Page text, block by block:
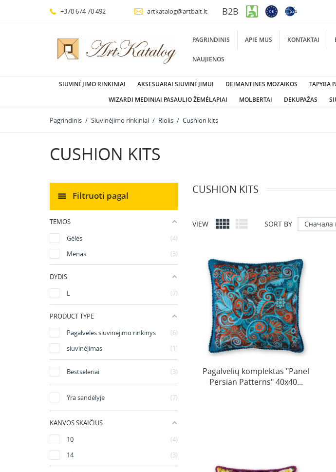
+370 674 70 492 artkatalog@artbalt.lt B2B
PAGRINDINIS APIE MUS KONTAKTAI
NAUJIENOS
SIUVINĖJIMO RINKINIAI AKSESUARAI SIUVINĖJIMUI DEIMANTINES MOZAIKOS TAPYBA
WIZARDI MEDINIAI PASAULIO ŽEMĖLAPIAI
MOLBERTAI DEKUPAŽAS
Pagrindinis Siuvinėjimo rinkiniai Riolis Cushion kits
CUSHION KITS
Filtruoti pagal
TEMOS
Gėlės
4
Menas
3
DYDIS
L
7
PRODUCT TYPE
Pagalvėlės siuvinėjimo rinkinys
6
siuvinėjimas
1
Bestseleriai 3
Yra sandėlyje 7
KANVOS SKAIČIUS
10
4
14
3
CUSHION KITS
VIEW   SORT BY Сначала
Pagalvėlių komplektas "Panel
Persian Patterns" 40x40...